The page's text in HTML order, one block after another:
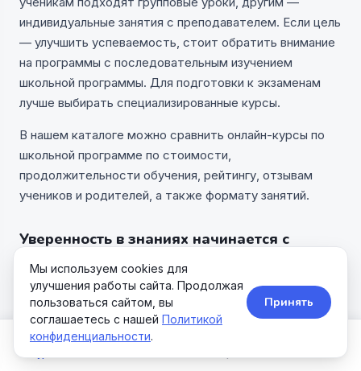
индивидуальные занятия с преподавателем. Если цель
— улучшить успеваемость, стоит обратить внимание
на программы с последовательным изучением
школьной программы. Для подготовки к экзаменам
лучше выбирать специализированные курсы.
В нашем каталоге можно сравнить онлайн-курсы по
школьной программе по стоимости,
продолжительности обучения, рейтингу, отзывам
учеников и родителей, а также формату занятий.
Уверенность в знаниях начинается с
понятных объяснений
Когда ребенок понимает материал, учеба становится
проще и интереснее. Онлайн-курсы помогают не
только улучшить оценки, но и сформировать прочную
Мы используем cookies для
улучшения работы сайта. Продолжая
пользоваться сайтом, вы
соглашаетесь с нашей Политикой
конфиденциальности.
Принять